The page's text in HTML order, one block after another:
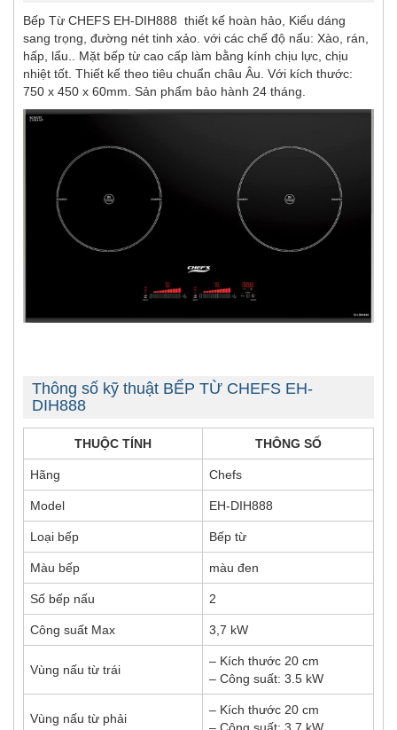
Bếp Từ CHEFS EH-DIH888 thiết kế hoàn hảo, Kiểu dáng
sang trọng, đường nét tinh xảo. với các chế độ nấu: Xào, rán,
hấp, lẩu.. Mặt bếp từ cao cấp làm bằng kính chịu lực, chịu
nhiệt tốt. Thiết kế theo tiêu chuẩn châu Âu. Với kích thước:
750 x 450 x 60mm. Sản phẩm bảo hành 24 tháng.
Thông số kỹ thuật BẾP TỪ CHEFS EH-
DIH888
THUỘC TÍNH THÔNG SỐ
Hãng Chefs
Model EH-DIH888
Loại bếp Bếp từ
Màu bếp màu đen
Số bếp nấu 2
Công suất Max 3,7 kW
Vùng nấu từ trái
– Kích thước 20 cm
– Công suất: 3.5 kW
Vùng nấu từ phải
– Kích thước 20 cm